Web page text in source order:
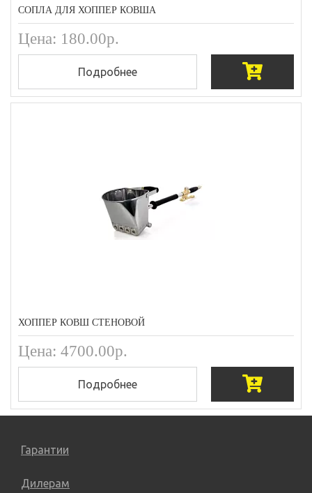
СОПЛА ДЛЯ ХОППЕР КОВША
Цена: 180.00р.
Подробнее
ХОППЕР КОВШ СТЕНОВОЙ
Цена: 4700.00р.
Подробнее
Гарантии
Дилерам